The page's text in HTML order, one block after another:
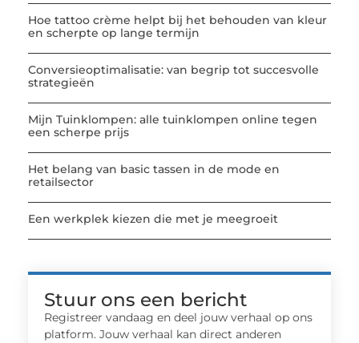
Hoe tattoo crème helpt bij het behouden van kleur
en scherpte op lange termijn
Conversieoptimalisatie: van begrip tot succesvolle
strategieën
Mijn Tuinklompen: alle tuinklompen online tegen
een scherpe prijs
Het belang van basic tassen in de mode en
retailsector
Een werkplek kiezen die met je meegroeit
Stuur ons een bericht
Registreer vandaag en deel jouw verhaal op ons
platform. Jouw verhaal kan direct anderen